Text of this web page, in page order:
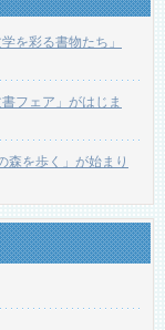
を彩る書物たち」
フェア」がはじま
森を歩く」が始まり